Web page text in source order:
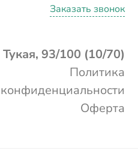
Заказать звонок
93/100 (10/70)
Политика
конфиденциальности
Оферта